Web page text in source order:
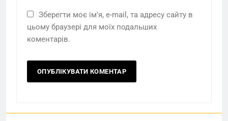
Зберегти моє ім'я, e-mail, та адресу сайту в
цьому браузері для моїх подальших
коментарів.